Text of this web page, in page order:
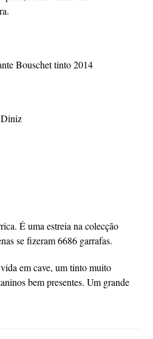
Bouschet tinto 2014
É uma estreia na colecção
se fizeram 6686 garrafas.
em cave, um tinto muito
bem presentes. Um grande